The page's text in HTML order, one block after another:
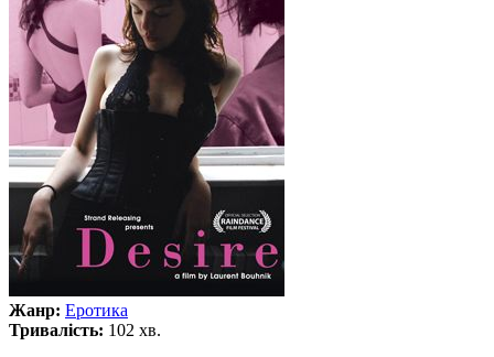
Жанр: Еротика
Тривалість: 102 хв.